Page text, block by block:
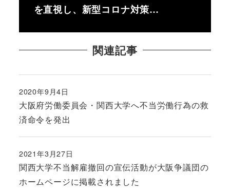
を直視し、新型コロナ対策…
関連記事
大阪府労働委員会・関西大学へ不当労働行為の救
済命令を発出
投稿日
2020年9月4日
関西大学不当解雇撤回の宣伝活動が大阪争議団の
ホームページに掲載されました
投稿日
2021年3月27日